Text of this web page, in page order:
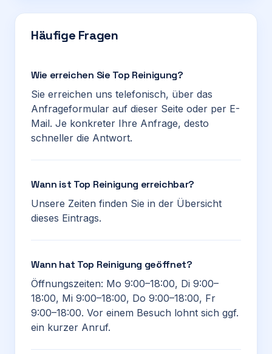
Häufige Fragen
Wie erreichen Sie Top Reinigung?
Sie erreichen uns telefonisch, über das
Anfrageformular auf dieser Seite oder per E-
Mail. Je konkreter Ihre Anfrage, desto
schneller die Antwort.
Wann ist Top Reinigung erreichbar?
Unsere Zeiten finden Sie in der Übersicht
dieses Eintrags.
Wann hat Top Reinigung geöffnet?
Öffnungszeiten: Mo 9:00–18:00, Di 9:00–
18:00, Mi 9:00–18:00, Do 9:00–18:00, Fr
9:00–18:00. Vor einem Besuch lohnt sich ggf.
ein kurzer Anruf.